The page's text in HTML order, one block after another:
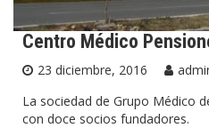
Centro Médico
23 diciembre, 2016
La sociedad de Grupo Médico
con doce socios fundadores.